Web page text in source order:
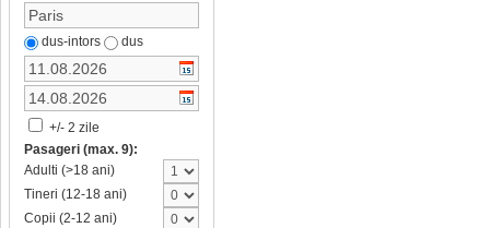
dus-intors dus
+/- 2 zile
Pasageri (max. 9):
Adulti (>18 ani)
Tineri (12-18 ani)
Copii (2-12 ani)